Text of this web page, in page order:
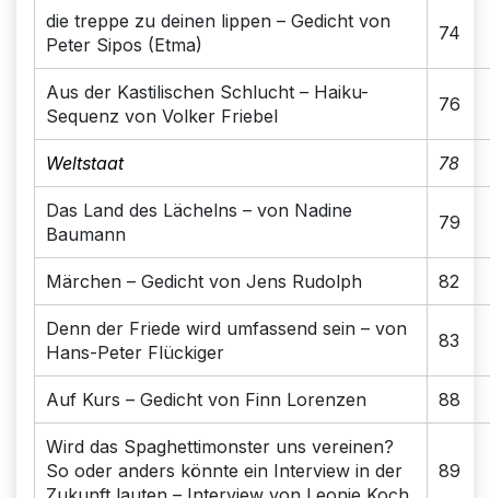
die treppe zu deinen lippen – Gedicht von
Peter Sipos (Etma)
74
Aus der Kastilischen Schlucht – Haiku-
Sequenz von Volker Friebel
76
Weltstaat 78
Das Land des Lächelns – von Nadine
Baumann
79
Märchen – Gedicht von Jens Rudolph 82
Denn der Friede wird umfassend sein – von
Hans-Peter Flückiger
83
Auf Kurs – Gedicht von Finn Lorenzen 88
Wird das Spaghettimonster uns vereinen?
So oder anders könnte ein Interview in der
89